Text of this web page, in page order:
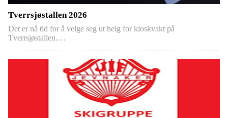
Tverrsjøstallen 2026
Det er nå tid for å velge seg ut helg for kioskvakt på
Tverrsjøstallen.…